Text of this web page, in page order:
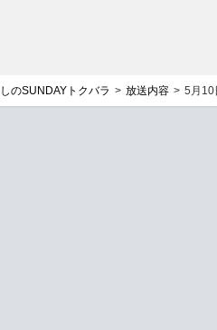
のSUNDAYトクバラ 放送内容 5月10